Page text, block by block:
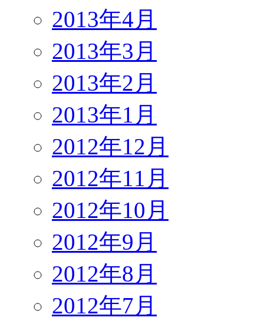
2013年4月
2013年3月
2013年2月
2013年1月
2012年12月
2012年11月
2012年10月
2012年9月
2012年8月
2012年7月